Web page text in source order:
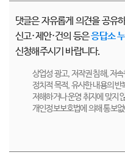
댓글은 자유롭게 의견을 공유
신고·제안·건의 등은응답소
신청해주시기 바랍니다.
상업성 광고, 저작권 침해, 저
정치적 목적, 유사한 내용의
저해하거나 운영 취지에 맞지
개인정보보호법에 의해 통보